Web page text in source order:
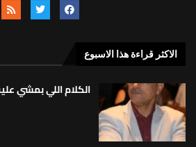
الاكثر قراءة هذا الاسبوع
الكلام اللي بمشي